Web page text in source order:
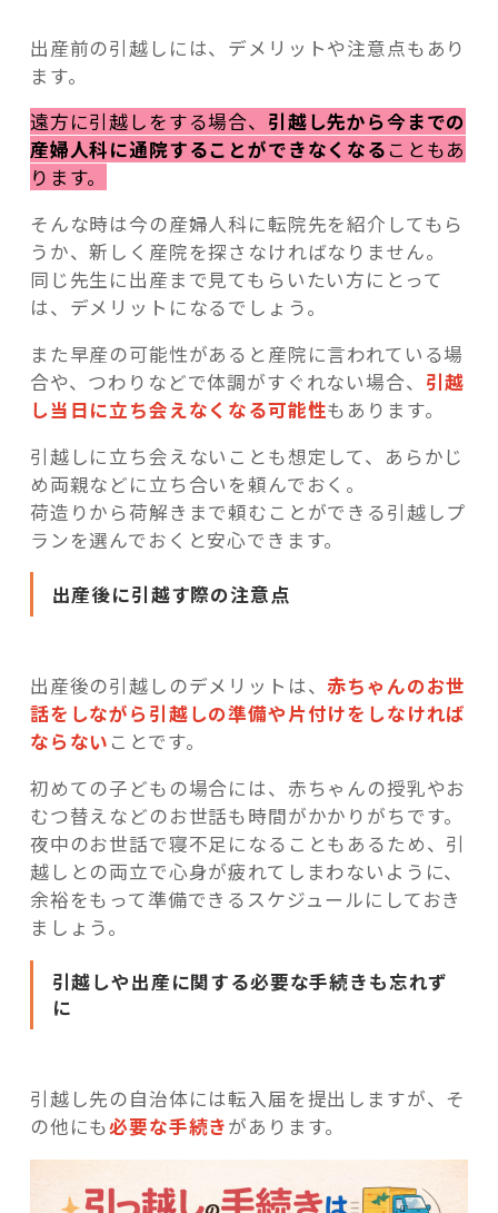
出産前の引越しには、デメリットや注意点もあり
ます。
遠方に引越しをする場合、 引越し先から今までの
産婦人科に通院することができなくなる こともあ
ります。
そんな時は今の産婦人科に転院先を紹介してもら
うか、新しく産院を探さなければなりません。
同じ先生に出産まで見てもらいたい方にとって
は、デメリットになるでしょう。
また早産の可能性があると産院に言われている場
合や、つわりなどで体調がすぐれない場合、 引越
し当日に立ち会えなくなる可能性もあります。
引越しに立ち会えないことも想定して、あらかじ
め両親などに立ち合いを頼んでおく。
荷造りから荷解きまで頼むことができる引越しプ
ランを選んでおくと安心できます。
出産後に引越す際の注意点
出産後の引越しのデメリットは、赤ちゃんのお世
話をしながら引越しの準備や片付けをしなければ
ならない ことです。
初めての子どもの場合には、赤ちゃんの授乳やお
むつ替えなどのお世話も時間がかかりがちです。
夜中のお世話で寝不足になることもあるため、引
越しとの両立で心身が疲れてしまわないように、
余裕をもって準備できるスケジュールにしておき
ましょう。
引越しや出産に関する必要な手続きも忘れず
に
引越し先の自治体には転入届を提出しますが、そ
の他にも必要な手続きがあります。